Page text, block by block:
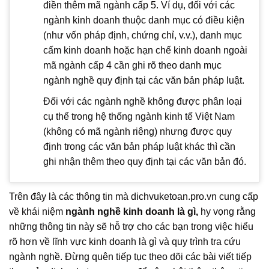
điền thêm mã ngành cấp 5. Ví dụ, đối với các
ngành kinh doanh thuộc danh mục có điều kiện
(như vốn pháp định, chứng chỉ, v.v.), danh mục
cấm kinh doanh hoặc hạn chế kinh doanh ngoài
mã ngành cấp 4 cần ghi rõ theo danh mục
ngành nghề quy định tại các văn bản pháp luật.
Đối với các ngành nghề không được phân loại
cụ thể trong hệ thống ngành kinh tế Việt Nam
(không có mã ngành riêng) nhưng được quy
định trong các văn bản pháp luật khác thì cần
ghi nhận thêm theo quy định tại các văn bản đó.
Trên đây là các thông tin mà dichvuketoan.pro.vn cung cấp
về khái niệm ngành nghề kinh doanh là gì, hy vọng rằng
những thông tin này sẽ hỗ trợ cho các bạn trong việc hiểu
rõ hơn về lĩnh vực kinh doanh là gì và quy trình tra cứu
ngành nghề. Đừng quên tiếp tục theo dõi các bài viết tiếp